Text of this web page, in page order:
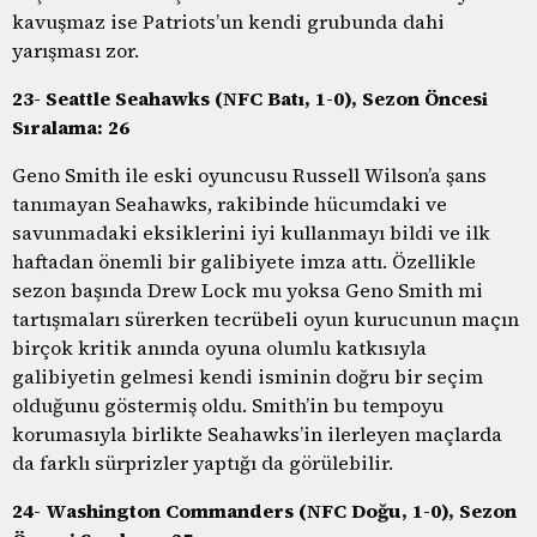
kavuşmaz ise Patriots’un kendi grubunda dahi
yarışması zor.
23- Seattle Seahawks (NFC Batı, 1-0), Sezon Öncesi
Sıralama: 26
Geno Smith ile eski oyuncusu Russell Wilson’a şans
tanımayan Seahawks, rakibinde hücumdaki ve
savunmadaki eksiklerini iyi kullanmayı bildi ve ilk
haftadan önemli bir galibiyete imza attı. Özellikle
sezon başında Drew Lock mu yoksa Geno Smith mi
tartışmaları sürerken tecrübeli oyun kurucunun maçın
birçok kritik anında oyuna olumlu katkısıyla
galibiyetin gelmesi kendi isminin doğru bir seçim
olduğunu göstermiş oldu. Smith’in bu tempoyu
korumasıyla birlikte Seahawks’in ilerleyen maçlarda
da farklı sürprizler yaptığı da görülebilir.
24- Washington Commanders (NFC Doğu, 1-0), Sezon